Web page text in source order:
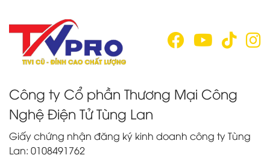
Công ty Cổ phần Thương Mại Công
Nghệ Điện Tử Tùng Lan
Giấy chứng nhận đăng ký kinh doanh công ty Tùng
Lan: 0108491762